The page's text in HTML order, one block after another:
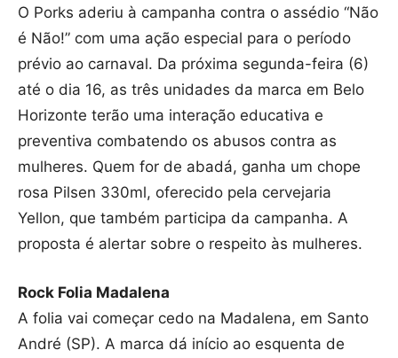
O Porks aderiu à campanha contra o assédio “Não
é Não!” com uma ação especial para o período
prévio ao carnaval. Da próxima segunda-feira (6)
até o dia 16, as três unidades da marca em Belo
Horizonte terão uma interação educativa e
preventiva combatendo os abusos contra as
mulheres. Quem for de abadá, ganha um chope
rosa Pilsen 330ml, oferecido pela cervejaria
Yellon, que também participa da campanha. A
proposta é alertar sobre o respeito às mulheres.
Rock Folia Madalena
A folia vai começar cedo na Madalena, em Santo
André (SP). A marca dá início ao esquenta de